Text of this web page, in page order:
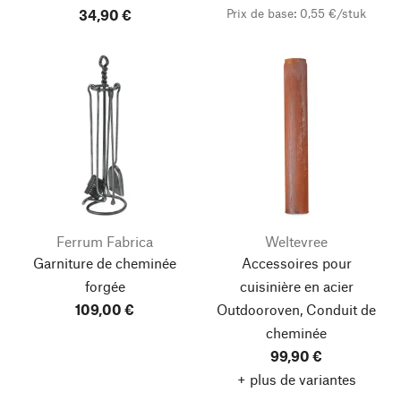
34,90 € Prix de base: 0,55 €/stuk
Ferrum Fabrica
Garniture de cheminée
forgée
109,00 €
Weltevree
Accessoires pour
cuisinière en acier
Outdooroven, Conduit de
cheminée
99,90 €
+ plus de variantes